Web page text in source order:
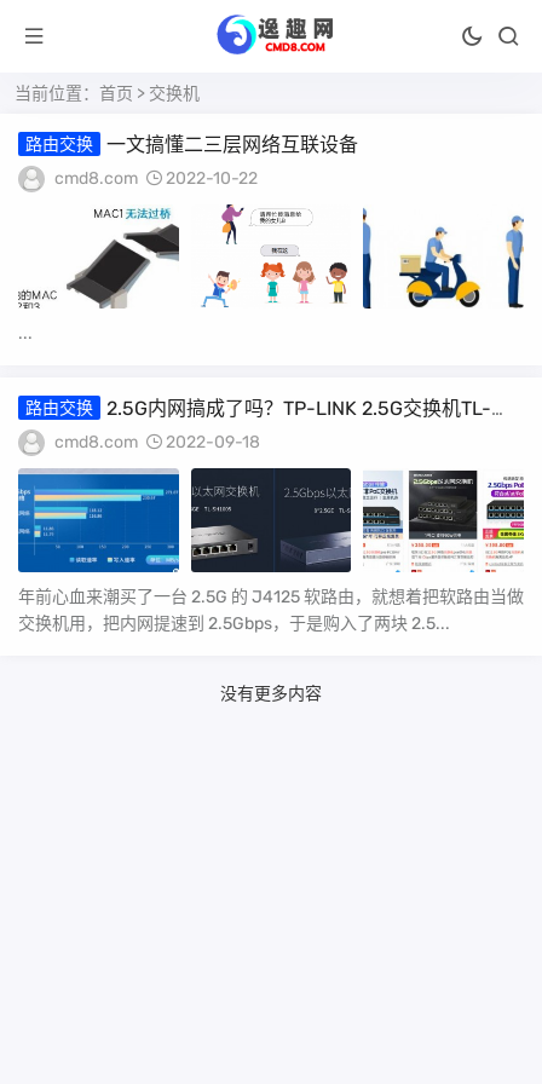
当前位置： 首页 > 交换机
路由交换 一文搞懂二三层网络互联设备
cmd8.com 2022-10-22
...
路由交换
2.5G内网搞成了吗？TP-LINK 2.5G交换机TL-
SH1008晒单
cmd8.com 2022-09-18
年前心血来潮买了一台 2.5G 的 J4125 软路由，就想着把软路由当做
交换机用，把内网提速到 2.5Gbps，于是购入了两块 2.5...
没有更多内容